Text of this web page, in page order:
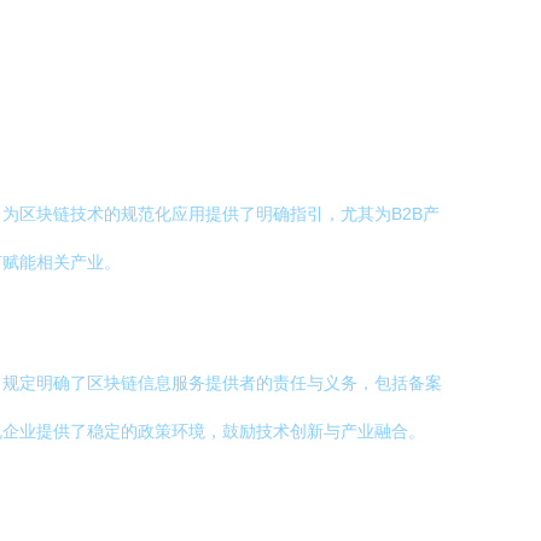
区块链技术的规范化应用提供了明确指引，尤其为B2B产
能相关产业。
定明确了区块链信息服务提供者的责任与义务，包括备案
提供了稳定的政策环境，鼓励技术创新与产业融合。